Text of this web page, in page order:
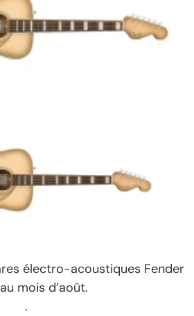
élec­tro-acous­tiques Fender
mois d’août.
.